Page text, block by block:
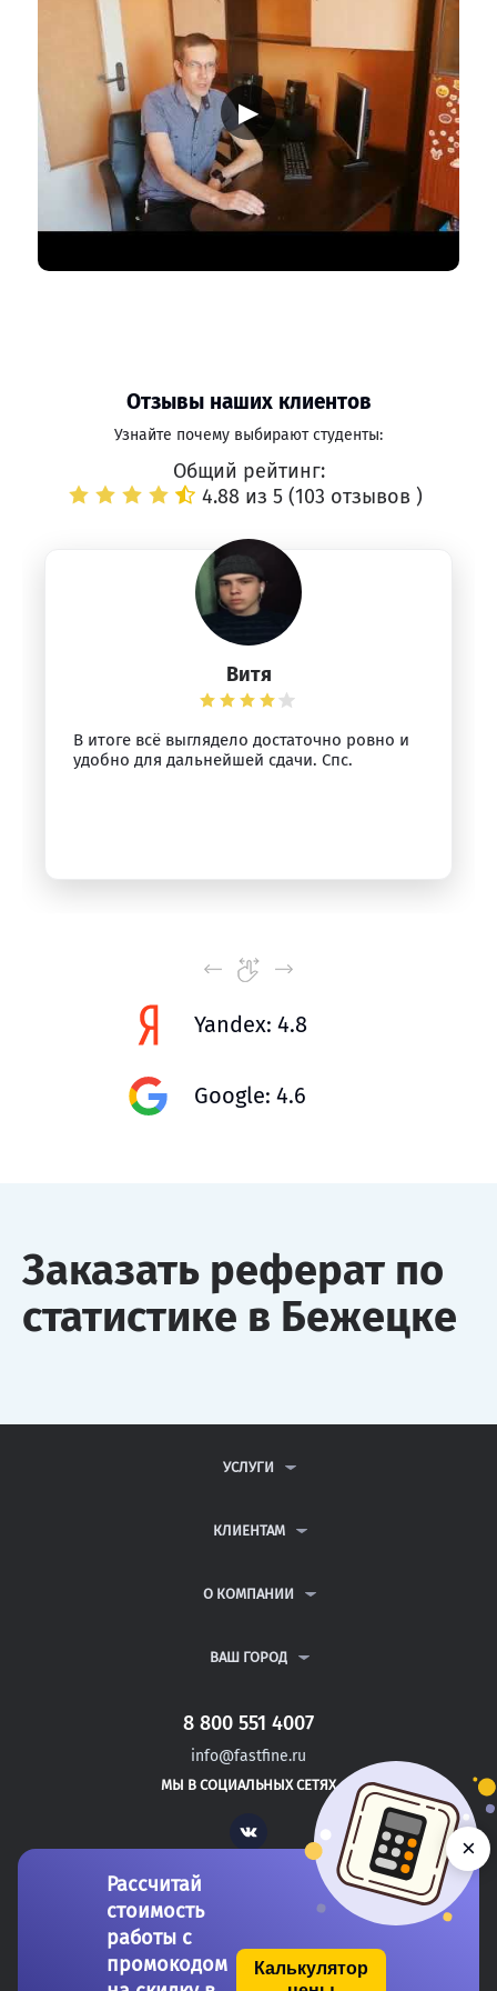
▶
Отзывы наших клиентов
Узнайте почему выбирают студенты:
Общий рейтинг:
4.88 из 5 (103 отзывов )
Витя
В итоге всё выглядело достаточно ровно и
удобно для дальнейшей сдачи. Спс.
Yandex: 4.8
Google: 4.6
Заказать реферат по
статистике в Бежецке
УСЛУГИ
ДИПЛОМНЫЕ РАБОТЫ
РЕФЕРАТЫ
КЛИЕНТАМ
ВОПРОСЫ И ОТВЕТЫ
ПОЛИТИКА КОНФИДЕНЦИАЛЬНОСТИ
О КОМПАНИИ
КОНТАКТЫ
ВАШ ГОРОД
САНКТ-ПЕТЕРБУРГ
ВЫШНИЙ ВОЛОЧЕК
СЛАНЦЫ
8 800 551 4007
info@fastfine.ru
МЫ В СОЦИАЛЬНЫХ СЕТЯХ
Vk
Рассчитай
стоимость
работы с
промокодом
Калькулятор
×